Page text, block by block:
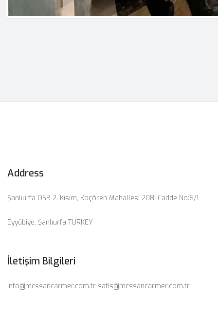
Address
Şanlıurfa OSB 2. Kısım, Koçören Mahallesi 208. Cadde No:6/1
Eyyübiye, Şanlıurfa TURKEY
İletişim Bilgileri
info@mcssancarmer.com.tr satis@mcssancarmer.com.tr